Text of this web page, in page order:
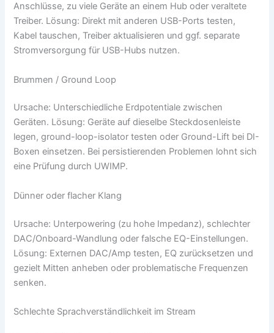
Anschlüsse, zu viele Geräte an einem Hub oder veraltete
Treiber. Lösung: Direkt mit anderen USB-Ports testen,
Kabel tauschen, Treiber aktualisieren und ggf. separate
Stromversorgung für USB-Hubs nutzen.
Brummen / Ground Loop
Ursache: Unterschiedliche Erdpotentiale zwischen
Geräten. Lösung: Geräte auf dieselbe Steckdosenleiste
legen, ground-loop-isolator testen oder Ground-Lift bei DI-
Boxen einsetzen. Bei persistierenden Problemen lohnt sich
eine Prüfung durch UWIMP.
Dünner oder flacher Klang
Ursache: Unterpowering (zu hohe Impedanz), schlechter
DAC/Onboard-Wandlung oder falsche EQ-Einstellungen.
Lösung: Externen DAC/Amp testen, EQ zurücksetzen und
gezielt Mitten anheben oder problematische Frequenzen
senken.
Schlechte Sprachverständlichkeit im Stream